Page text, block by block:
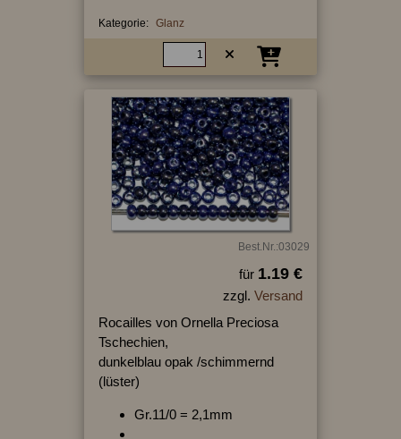
Kategorie: Glanz
Best.Nr.:03029
für 1.19 €
zzgl. Versand
Rocailles von Ornella Preciosa
Tschechien,
dunkelblau opak /schimmernd
(lüster)
Gr.11/0 = 2,1mm